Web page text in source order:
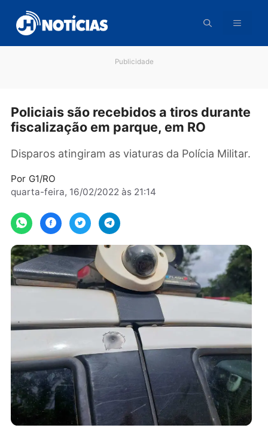
para
conteúdo
Policiais são recebidos a tiros
Por G1/RO
quarta-feira, 16/02/2022 às 21:14